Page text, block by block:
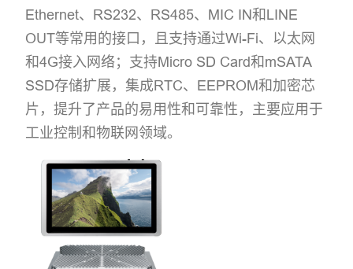
Ethernet、RS232、RS485、MIC IN和LINE
OUT等常用的接口，且支持通过Wi-Fi、以太网
和4G接入网络；支持Micro SD Card和mSATA
SSD存储扩展，集成RTC、EEPROM和加密芯
片，提升了产品的易用性和可靠性，主要应用于
工业控制和物联网领域。